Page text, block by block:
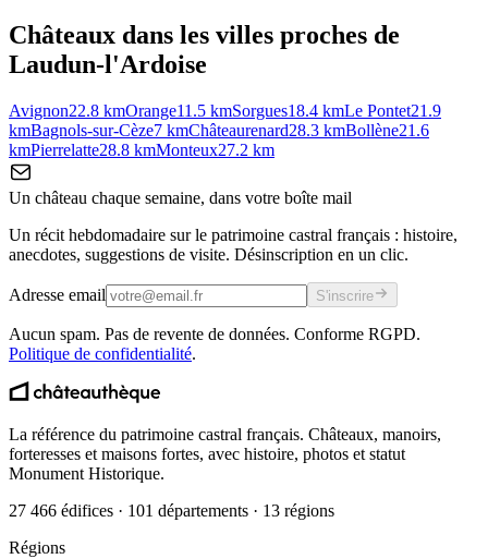
Châteaux dans les villes proches de
Laudun-l'Ardoise
Avignon22.8 kmOrange11.5 kmSorgues18.4 kmLe Pontet21.9
kmBagnols-sur-Cèze7 kmChâteaurenard28.3 kmBollène21.6
kmPierrelatte28.8 kmMonteux27.2 km
Un château chaque semaine, dans votre boîte mail
Un récit hebdomadaire sur le patrimoine castral français : histoire,
anecdotes, suggestions de visite. Désinscription en un clic.
Adresse email S'inscrire
Aucun spam. Pas de revente de données. Conforme RGPD.
Politique de confidentialité.
La référence du patrimoine castral français. Châteaux, manoirs,
forteresses et maisons fortes, avec histoire, photos et statut
Monument Historique.
27 466 édifices · 101 départements · 13 régions
Régions